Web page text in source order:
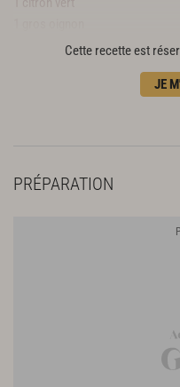
1 belle tomate
2 morceaux de gingembre de 3
10 feuilles de cari (facultatif)
3 grains de poivre
Cette recette est
JE
PRÉPARATION